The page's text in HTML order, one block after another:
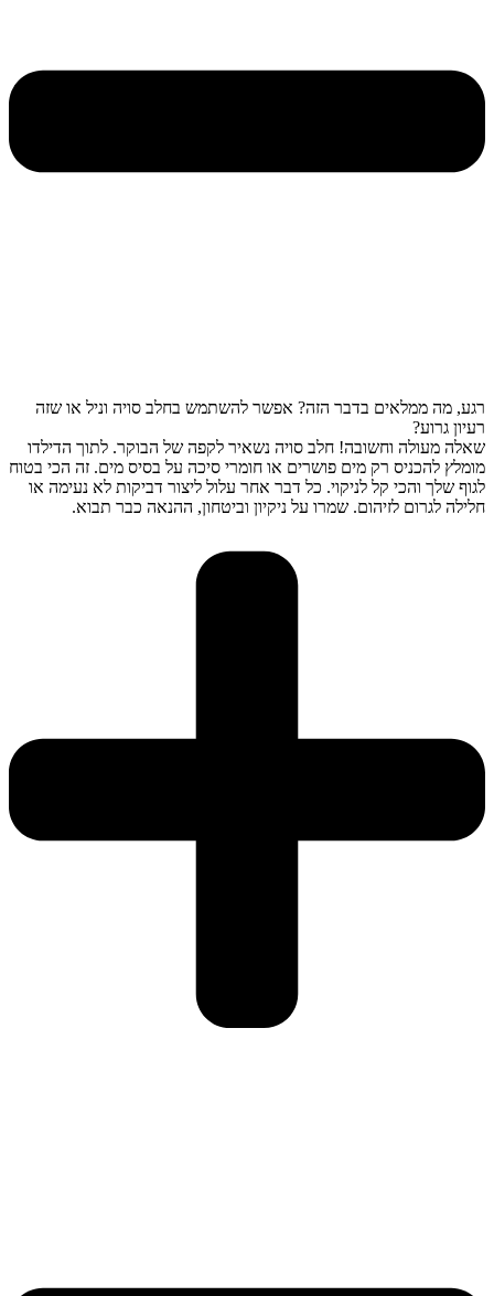
רגע, מה ממלאים בדבר הזה? אפשר להשתמש בחלב סויה וניל או שזה
רעיון גרוע?
שאלה מעולה וחשובה! חלב סויה נשאיר לקפה של הבוקר. לתוך הדילדו
מומלץ להכניס רק מים פושרים או חומרי סיכה על בסיס מים. זה הכי בטוח
לגוף שלך והכי קל לניקוי. כל דבר אחר עלול ליצור דביקות לא נעימה או
חלילה לגרום לזיהום. שמרו על ניקיון וביטחון, ההנאה כבר תבוא.